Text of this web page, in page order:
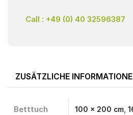
Call : +49 (0) 40 32596387
ZUSÄTZLICHE
Betttuch
100 x 200 cm,